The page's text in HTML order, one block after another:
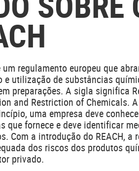
um regulamento europeu que
e utilização de substâncias
preparações. A sigla significa
and Restriction of Chemicals. A
uma empresa deve
que fornece e deve identificar
Com a introdução do REACH, a
dos riscos dos produtos
privado.